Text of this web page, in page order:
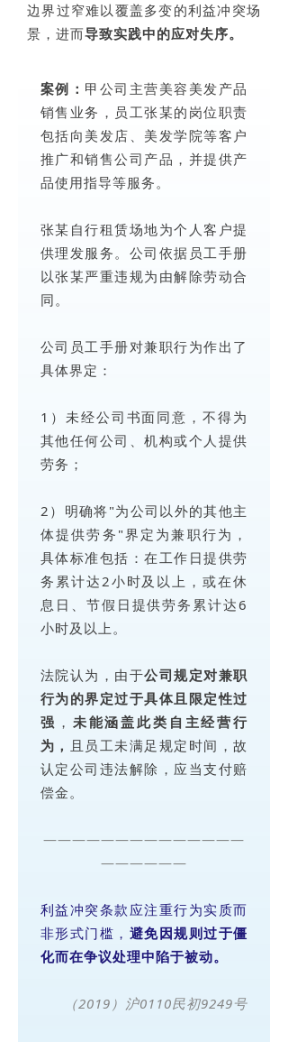
边界过窄难以覆盖多变的利益冲突场
景，进而导致实践中的应对失序。
案例： 甲公司主营美容美发产品
销售业务，员工张某的岗位职责
包括向美发店、美发学院等客户
推广和销售公司产品，并提供产
品使用指导等服务。
张某自行租赁场地为个人客户提
供理发服务。公司依据员工手册
以张某严重违规为由解除劳动合
同。
公司员工手册对兼职行为作出了
具体界定：
1）未经公司书面同意，不得为
其他任何公司、机构或个人提供
劳务；
2）明确将"为公司以外的其他主
体提供劳务"界定为兼职行为，
具体标准包括：在工作日提供劳
务累计达2小时及以上，或在休
息日、节假日提供劳务累计达6
小时及以上。
法院认为，由于公司规定对兼职
行为的界定过于具体且限定性过
强 ， 未能涵盖此类自主经营行
为， 且员工未满足规定时间，故
认定公司违法解除，应当支付赔
偿金。
——————————————
——————
利益冲突条款应注重行为实质而
非形式门槛， 避免因规则过于僵
化而在争议处理中陷于被动。
（2019）沪0110民初9249号